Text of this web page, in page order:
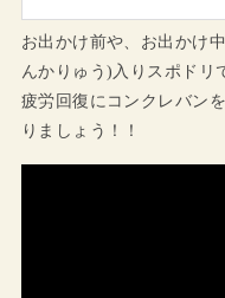
お出かけ前や、お出かけ
んかりゅう)入りスポドリ
疲労回復にコンクレバン
りましょう！！